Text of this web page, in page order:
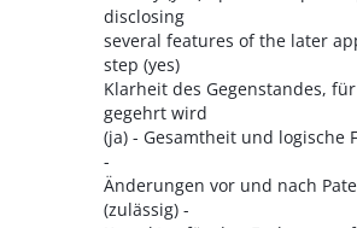
disclosing
several features of the later
step (yes)
Klarheit des Gegenstandes,
gegehrt wird
(ja) - Gesamtheit und logische
-
Änderungen vor und nach
(zulässig) -